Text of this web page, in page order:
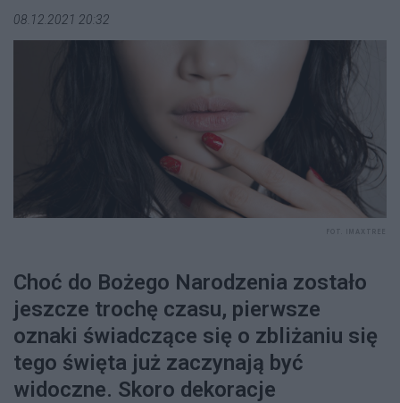
08.12.2021 20:32
Choć do Bożego Narodzenia zostało
jeszcze trochę czasu, pierwsze
oznaki świadczące się o zbliżaniu się
tego święta już zaczynają być
widoczne. Skoro dekoracje